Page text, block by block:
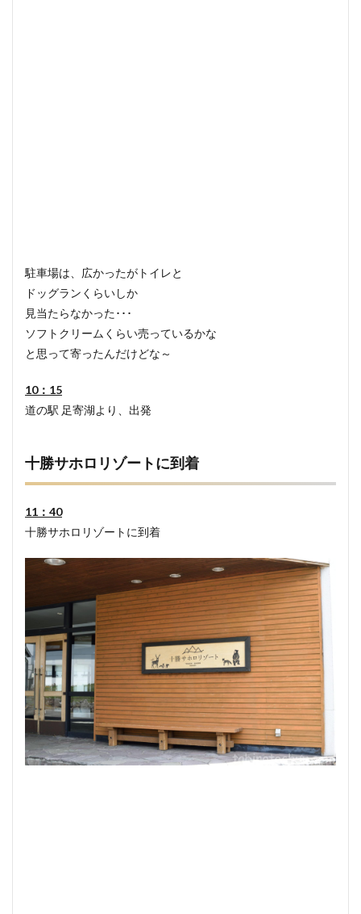
駐車場は、広かったがトイレと
ドッグランくらいしか
見当たらなかった･･･
ソフトクリームくらい売っているかな
と思って寄ったんだけどな～
10：15
道の駅 足寄湖より、出発
十勝サホロリゾートに到着
11：40
十勝サホロリゾートに到着